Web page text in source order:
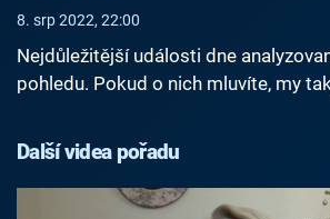
8. srp 2022, 22:00
Nejdůležitější události dne
pohledu. Pokud o nich mluvíte, my
Další videa pořadu